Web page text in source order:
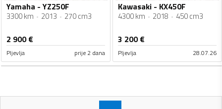
Yamaha - YZ250F
3300 km 2013 270 cm3
2 900€
Pljevlja prije 2 dana
Kawasaki - KX450F
4300 km 2018 450 cm3
3 200€
Pljevlja 28.07.26